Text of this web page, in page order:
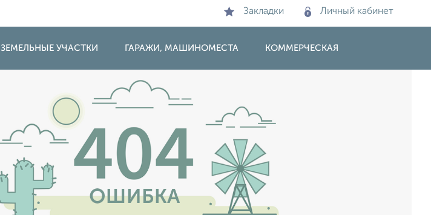
Закладки Личный кабинет
ЗЕМЕЛЬНЫЕ УЧАСТКИ ГАРАЖИ, МАШИНОМЕСТА КОММЕРЧЕСКАЯ